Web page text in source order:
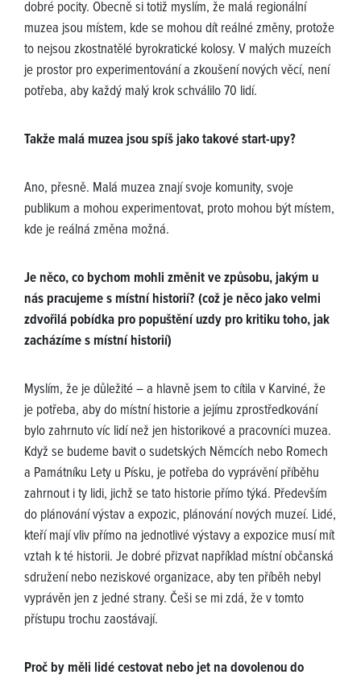
dobré pocity. Obecně si totiž myslím, že malá regionální
muzea jsou místem, kde se mohou dít reálné změny, protože
to nejsou zkostnatělé byrokratické kolosy. V malých muzeích
je prostor pro experimentování a zkoušení nových věcí, není
potřeba, aby každý malý krok schválilo 70 lidí.
Takže malá muzea jsou spíš jako takové start-upy?
Ano, přesně. Malá muzea znají svoje komunity, svoje
publikum a mohou experimentovat, proto mohou být místem,
kde je reálná změna možná.
Je něco, co bychom mohli změnit ve způsobu, jakým u
nás pracujeme s místní historií? (což je něco jako velmi
zdvořilá pobídka pro popuštění uzdy pro kritiku toho, jak
zacházíme s místní historií)
Myslím, že je důležité – a hlavně jsem to cítila v Karviné, že
je potřeba, aby do místní historie a jejímu zprostředkování
bylo zahrnuto víc lidí než jen historikové a pracovníci muzea.
Když se budeme bavit o sudetských Němcích nebo Romech
a Památníku Lety u Písku, je potřeba do vyprávění příběhu
zahrnout i ty lidi, jichž se tato historie přímo týká. Především
do plánování výstav a expozic, plánování nových muzeí. Lidé,
kteří mají vliv přímo na jednotlivé výstavy a expozice musí mít
vztah k té historii. Je dobré přizvat například místní občanská
sdružení nebo neziskové organizace, aby ten příběh nebyl
vyprávěn jen z jedné strany. Češi se mi zdá, že v tomto
přístupu trochu zaostávají.
Proč by měli lidé cestovat nebo jet na dovolenou do